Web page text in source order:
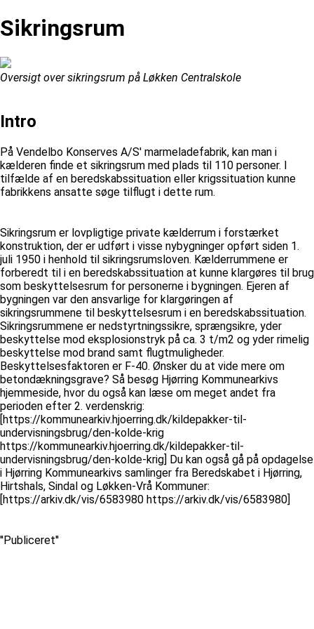
Sikringsrum
Oversigt over sikringsrum på Løkken Centralskole
Intro
På Vendelbo Konserves A/S' marmeladefabrik, kan man i
kælderen finde et sikringsrum med plads til 110 personer. I
tilfælde af en beredskabssituation eller krigssituation kunne
fabrikkens ansatte søge tilflugt i dette rum.
Sikringsrum er lovpligtige private kælderrum i forstærket
konstruktion, der er udført i visse nybygninger opført siden 1.
juli 1950 i henhold til sikringsrumsloven. Kælderrummene er
forberedt til i en beredskabssituation at kunne klargøres til brug
som beskyttelsesrum for personerne i bygningen. Ejeren af
bygningen var den ansvarlige for klargøringen af
sikringsrummene til beskyttelsesrum i en beredskabssituation.
Sikringsrummene er nedstyrtningssikre, sprængsikre, yder
beskyttelse mod eksplosionstryk på ca. 3 t/m2 og yder rimelig
beskyttelse mod brand samt flugtmuligheder.
Beskyttelsesfaktoren er F-40. Ønsker du at vide mere om
betondækningsgrave? Så besøg Hjørring Kommunearkivs
hjemmeside, hvor du også kan læse om meget andet fra
perioden efter 2. verdenskrig:
[https://kommunearkiv.hjoerring.dk/kildepakker-til-
undervisningsbrug/den-kolde-krig
https://kommunearkiv.hjoerring.dk/kildepakker-til-
undervisningsbrug/den-kolde-krig] Du kan også gå på opdagelse
i Hjørring Kommunearkivs samlinger fra Beredskabet i Hjørring,
Hirtshals, Sindal og Løkken-Vrå Kommuner:
[https://arkiv.dk/vis/6583980 https://arkiv.dk/vis/6583980]
''Publiceret''